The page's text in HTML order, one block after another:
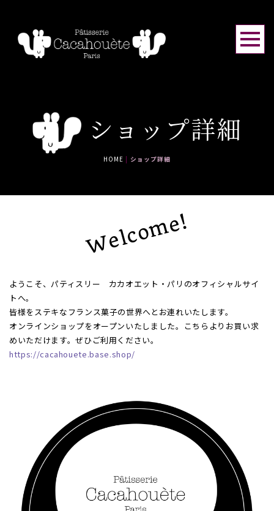
ショップ詳細
HOME | ショップ詳細
Welcome!
ようこそ、パティスリー カカオエット・パリのオフィシャルサイ
トへ。
皆様をステキなフランス菓子の世界へとお連れいたします。
オンラインショップをオープンいたしました。こちらよりお買い求
めいただけます。ぜひご利用ください。
https://cacahouete.base.shop/